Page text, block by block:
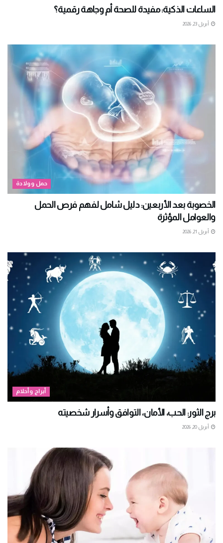
الساعات الذكية: مفيدة للصحة أم وجاهة رقمية؟
أبريل 23, 2026
حمل وولادة
الخصوبة بعد الأربعين: دليل شامل لفهم فرص الحمل
والعوامل المؤثرة
أبريل 21, 2026
أبراج وأحلام
برج الثور: الحب، الأمان، التوافق وأسرار شخصيته
أبريل 20, 2026